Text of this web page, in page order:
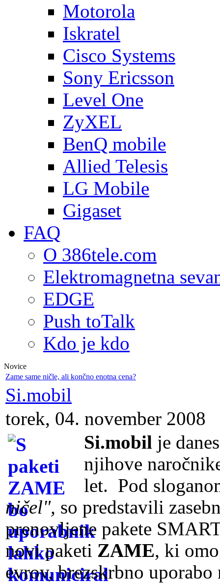
Motorola
Iskratel
Cisco Systems
Sony Ericsson
Level One
ZyXEL
BenQ mobile
Allied Telesis
LG Mobile
Gigaset
FAQ
O 386tele.com
Elektromagnetna
EDGE
Push toTalk
Kdo je kdo
Novice
Zame same ničle, ali končno enotna cena?
Si.mobil
torek, 04. november 2008
Si.mobil je
njihove
let. Pod
ničel", so predstavili
prenovljene pakete
novi paketi ZAME, ki
evrov, brezskrbno